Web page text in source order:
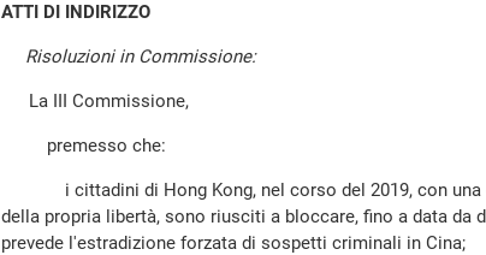
ATTI DI INDIRIZZO
Risoluzioni in Commissione:
La III Commissione,
premesso che:
i cittadini di Hong Kong, nel corso del 2019, con una
della propria libertà, sono riusciti a bloccare, fino a data da
prevede l'estradizione forzata di sospetti criminali in Cina;